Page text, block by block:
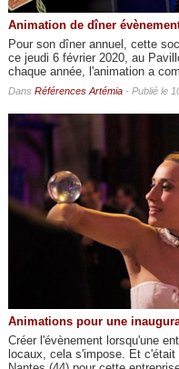
Animation de dîner
Pour son dîner annuel, cette
ce jeudi 6 février 2020, au
chaque année, l'animation a
Dans Références Artémia- Publié le
Animations pour une
Créer l'évènement lorsqu'une
locaux, cela s'impose. Et